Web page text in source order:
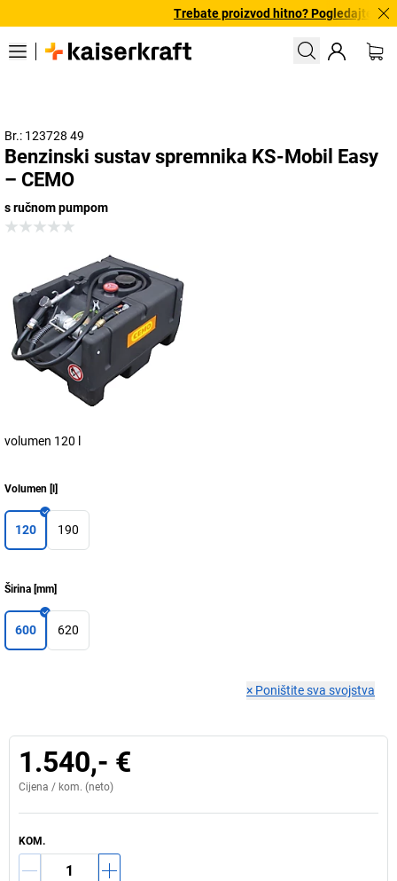
Trebate proizvod hitno? Pogledajte
Br.: 123728 49
Benzinski sustav spremnika KS-Mobil Easy
– CEMO
s ručnom pumpom
volumen 120 l
Volumen [ ]
120 190
Širina [mm]
600 620
× Poništite sva svojstva
1.540,- €
Cijena / kom. (neto)
KOM.